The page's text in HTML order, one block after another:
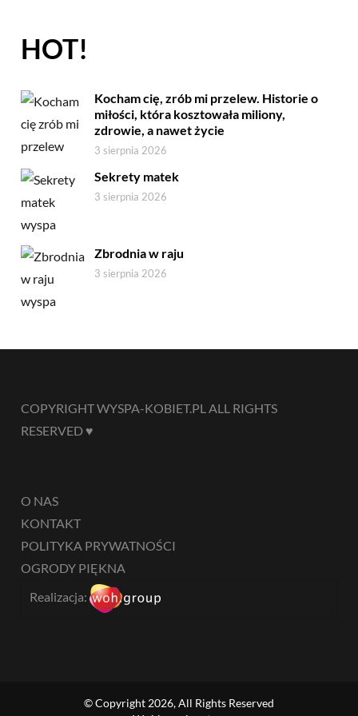
HOT!
Kocham cię, zrób mi przelew. Historie o
miłości, która kosztowała miliony,
zdrowie, a nawet życie
3 sierpnia 2026
Sekrety matek
3 sierpnia 2026
Zbrodnia w raju
3 sierpnia 2026
COPYRIGHT WYSPA-KOBIET.PL ALL RIGHTS
RESERVED ♥
O NAS
KONTAKT
POLITYKA PRYWATNOŚCI
OGRODY PIĘKNA
Realizacja:
© Copyright 2026, All Rights Reserved